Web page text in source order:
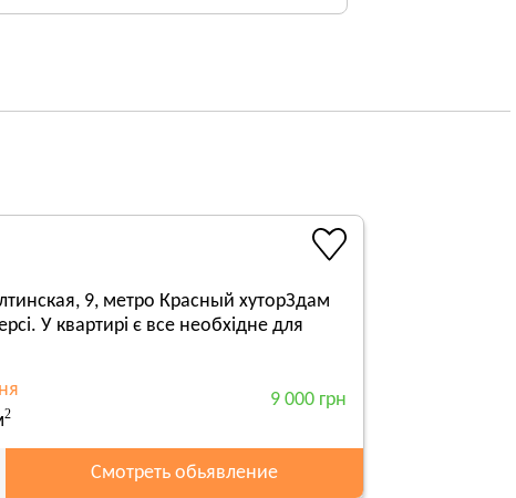
9, метро Красный хуторЗдам
У квартирі є все необхідне для
2
9 000 грн
Смотреть обьявление